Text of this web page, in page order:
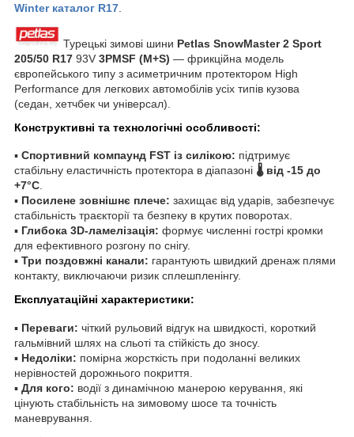
Winter каталог R17
Турецькі зимові шини Petlas SnowMaster 2 Sport
205/50 R17 93V 3PMSF (M+S) — фрикційна модель
європейського типу з асиметричним протектором High
Performance для легкових автомобілів усіх типів кузова
(седан, хетчбек чи універсал).
Конструктивні та технологічні особливості:
▪ Спортивний компаунд FST із силікою: підтримує
стабільну еластичність протектора в діапазоні 🌡️ від -15 до
+7°C.
▪ Посилене зовнішнє плече: захищає від ударів, забезпечує
стабільність траєкторії та безпеку в крутих поворотах.
▪ Глибока 3D-ламелізація: формує численні гострі кромки
для ефективного розгону по снігу.
▪ Три поздовжні канали: гарантують швидкий дренаж плями
контакту, виключаючи ризик сплешпленінгу.
Експлуатаційні характеристики:
▪ Переваги: чіткий рульовий відгук на швидкості, короткий
гальмівний шлях на сльоті та стійкість до зносу.
▪ Недоліки: помірна жорсткість при подоланні великих
нерівностей дорожнього покриття.
▪ Для кого: водії з динамічною манерою керування, які
цінують стабільність на зимовому шосе та точність
маневрування.